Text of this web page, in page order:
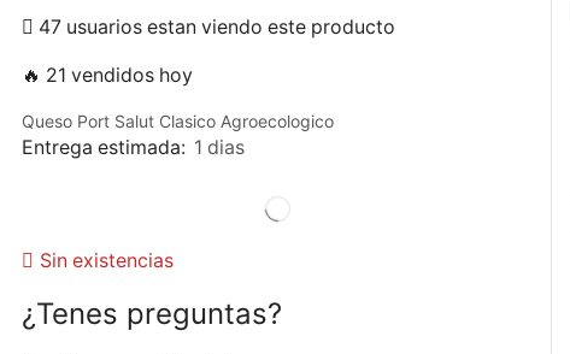
47 usuarios estan viendo este producto
🔥 21 vendidos hoy
Queso Port Salut Clasico Agroecologico
Entrega estimada: 1 dias
Sin existencias
¿Tenes preguntas?